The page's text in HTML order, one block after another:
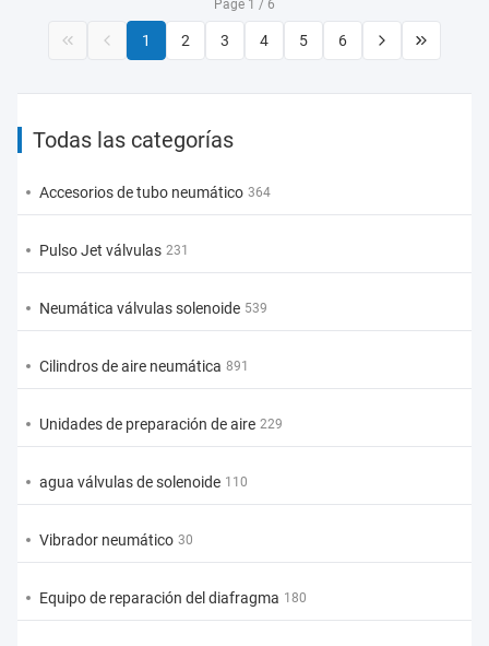
Page 1 / 6
1 2 3 4 5 6
Todas las categorías
Accesorios de tubo neumático 364
Pulso Jet válvulas 231
Neumática válvulas solenoide 539
Cilindros de aire neumática 891
Unidades de preparación de aire 229
agua válvulas de solenoide 110
Vibrador neumático 30
Equipo de reparación del diafragma 180